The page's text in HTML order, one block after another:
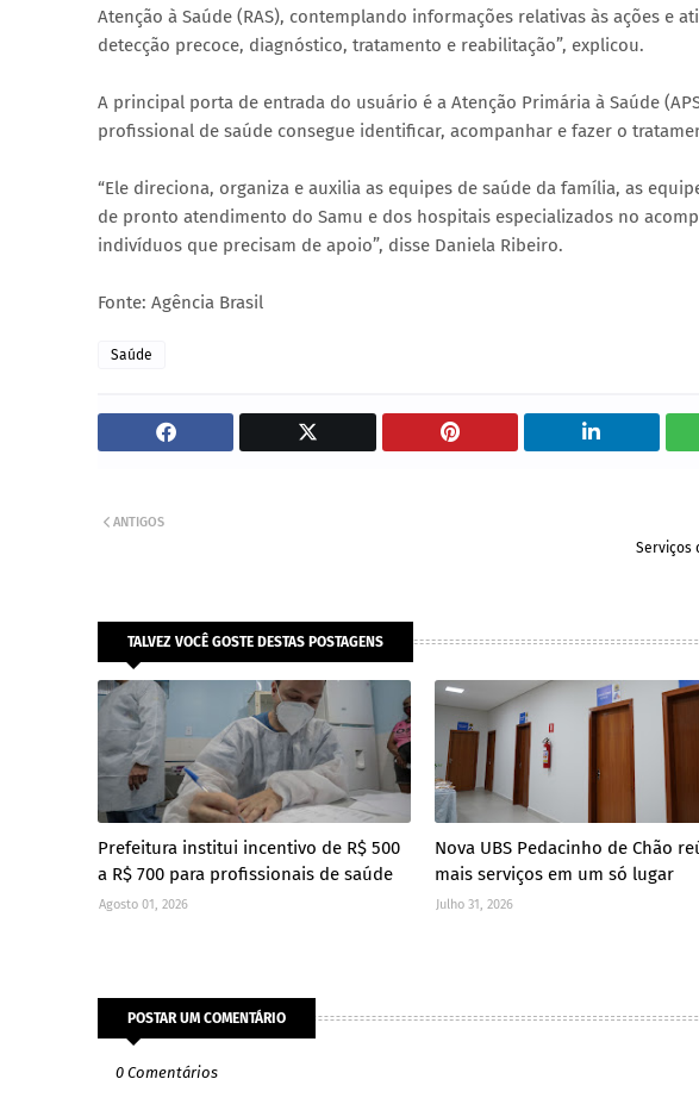
Atenção à Saúde (RAS), contemplando informações relativas às ações e
detecção precoce, diagnóstico, tratamento e reabilitação”, explicou.
A principal porta de entrada do usuário é a Atenção Primária à Saúde
profissional de saúde consegue identificar, acompanhar e fazer o
“Ele direciona, organiza e auxilia as equipes de saúde da família, as
de pronto atendimento do Samu e dos hospitais especializados no
indivíduos que precisam de apoio”, disse Daniela Ribeiro.
Fonte: Agência Brasil
Saúde
Serviços
ANTIGOS
TALVEZ VOCÊ GOSTE DESTAS POSTAGENS
Prefeitura institui incentivo de R$ 500
a R$ 700 para profissionais de saúde
Agosto 01, 2026
Nova UBS Pedacinho de Chão
mais serviços em um só lugar
Julho 31, 2026
POSTAR UM COMENTÁRIO
0 Comentários